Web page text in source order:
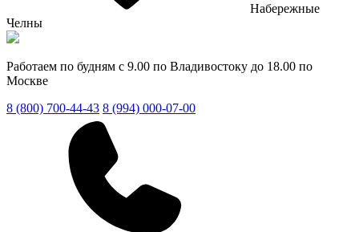
Набережные
Челны
Работаем по будням с 9.00 по Владивостоку до 18.00 по
Москве
8 (800) 700-44-43 8 (994) 000-07-00